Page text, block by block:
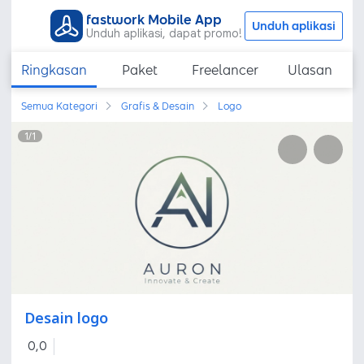
fastwork Mobile App
Unduh aplikasi, dapat promo! Unduh aplikasi
Ringkasan Paket Freelancer Ulasan
Semua Kategori Grafis & Desain Logo
1/1
Desain logo
0,0